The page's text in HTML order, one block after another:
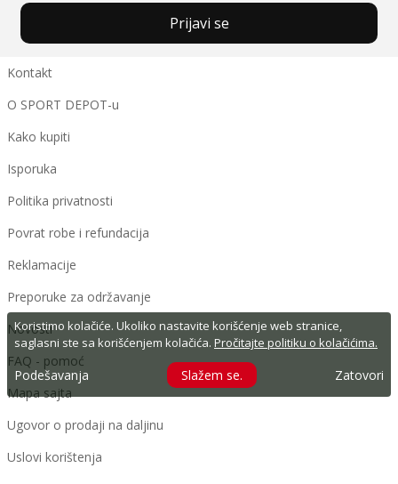
Koristimo kolačiće. Ukoliko nastavite korišćenje web stranice,
saglasni ste sa korišćenjem kolačića. Pročitajte politiku o kolačićima.
Podešavanja Slažem se. Zatovori
Prijavi se
Kontakt
O SPORT DEPOT-u
Kako kupiti
Isporuka
Politika privatnosti
Povrat robe i refundacija
Reklamacije
Preporuke za održavanje
Novosti
FAQ - pomoć
Mapa sajta
Ugovor o prodaji na daljinu
Uslovi korištenja